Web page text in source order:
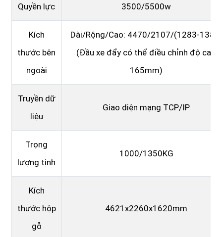
Quyền lực 3500/5500w
Kích
thước bên
ngoài
Dài/Rộng/Cao: 4470/2107/(1283-1383)
(Đầu xe đẩy có thể điều chỉnh độ cao
165mm)
Truyền dữ
liệu
Giao diện mạng TCP/IP
Trọng
lượng tịnh
1000/1350KG
Kích
thước hộp
gỗ
4621x2260x1620mm